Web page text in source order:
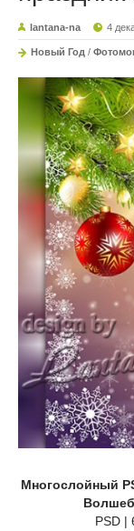
lantana-na 4
Новый Год /
Многослойный
PSD |